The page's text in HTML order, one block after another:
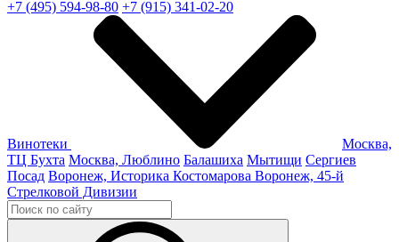
+7 (495) 594-98-80 +7 (915) 341-02-20
Винотеки
Москва,
ТЦ Бухта Москва, Люблино Балашиха Мытищи Сергиев
Посад Воронеж, Историка Костомарова Воронеж, 45-й
Стрелковой Дивизии